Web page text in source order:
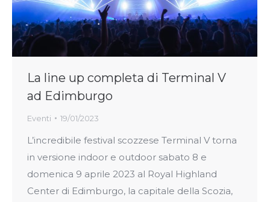
La line up completa di Terminal V
ad Edimburgo
Eventi 19/01/2023
L’incredibile festival scozzese Terminal V torna
in versione indoor e outdoor sabato 8 e
domenica 9 aprile 2023 al Royal Highland
Center di Edimburgo, la capitale della Scozia,